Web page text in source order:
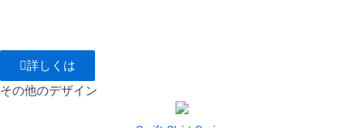
詳しくは
その他のデザイン